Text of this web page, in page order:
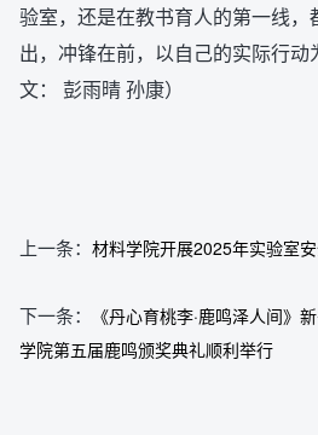
验室，还是在教书育人的第一线
出，冲锋在前，以自己的实际行
文： 彭雨晴 孙康）
上一条： 材料学院开展2025年实验室
下一条：
《丹心育桃李·鹿鸣泽人间》
学院第五届鹿鸣颁奖典礼顺利举行